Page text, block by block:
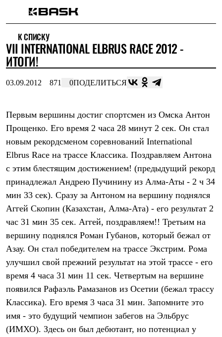
Интернет-магазин
Мужская одежда
Утепленная пухом
Куртки
Жилеты
Куртки
Брюки
Штормовая одежда
Куртки
Брюки
Софтшелл одежда
Куртки
Брюки
Флисовая одежда
Куртки
Брюки
Термобелье
Теплое термобелье
Среднее термобелье
Легкое термобелье
Лёгкая одежда
Футболки
Рубашки
Толстовки
Брюки
Женская одежда
Утепленная пухом
К СПИСКУ
VII INTERNATIONAL ELBRUS RACE 2012 -
ИТОГИ!
03.09.2012 871 0ПОДЕЛИТЬСЯ
Первым вершины достиг спортсмен из Омска Антон
Прощенко. Его время 2 часа 28 минут 2 сек. Он стал
новым рекордсменом соревнований International
Elbrus Race на трассе Классика. Поздравляем Антона
с этим блестящим достижением! (предыдущий рекорд
принадлежал Андрею Пучинину из Алма-Аты - 2 ч 34
мин 33 сек). Сразу за Антоном на вершину поднялся
Аггей Скопин (Казахстан, Алма-Ата) - его результат 2
час 31 мин 35 сек. Аггей, поздравляем!! Третьим на
вершину поднялся Роман Губанов, который бежал от
Азау. Он стал победителем на трассе Экстрим. Рома
улучшил свой прежний результат на этой трассе - его
время 4 часа 31 мин 11 сек. Четвертым на вершине
появился Рафаэль Рамазанов из Осетии (бежал трассу
Классика). Его время 3 часа 31 мин. Запомните это
имя - это будущий чемпион забегов на Эльбрус
(ИМХО). Здесь он был дебютант, но потенциал у